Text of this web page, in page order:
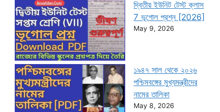
দ্বিতীয় ইউনিট টেস্ট ক্লাস
7 ভূগোল প্রশ্ন [2026]
May 9, 2026
১৯৪৭ সাল থেকে ২০২৬
পশ্চিমবঙ্গের মুখ্যমন্ত্রীদের
নামের তালিকা
May 8, 2026